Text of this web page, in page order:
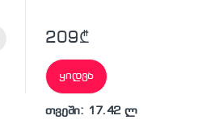
209₾
ყიდვა
თვეში: 17.42 ლ